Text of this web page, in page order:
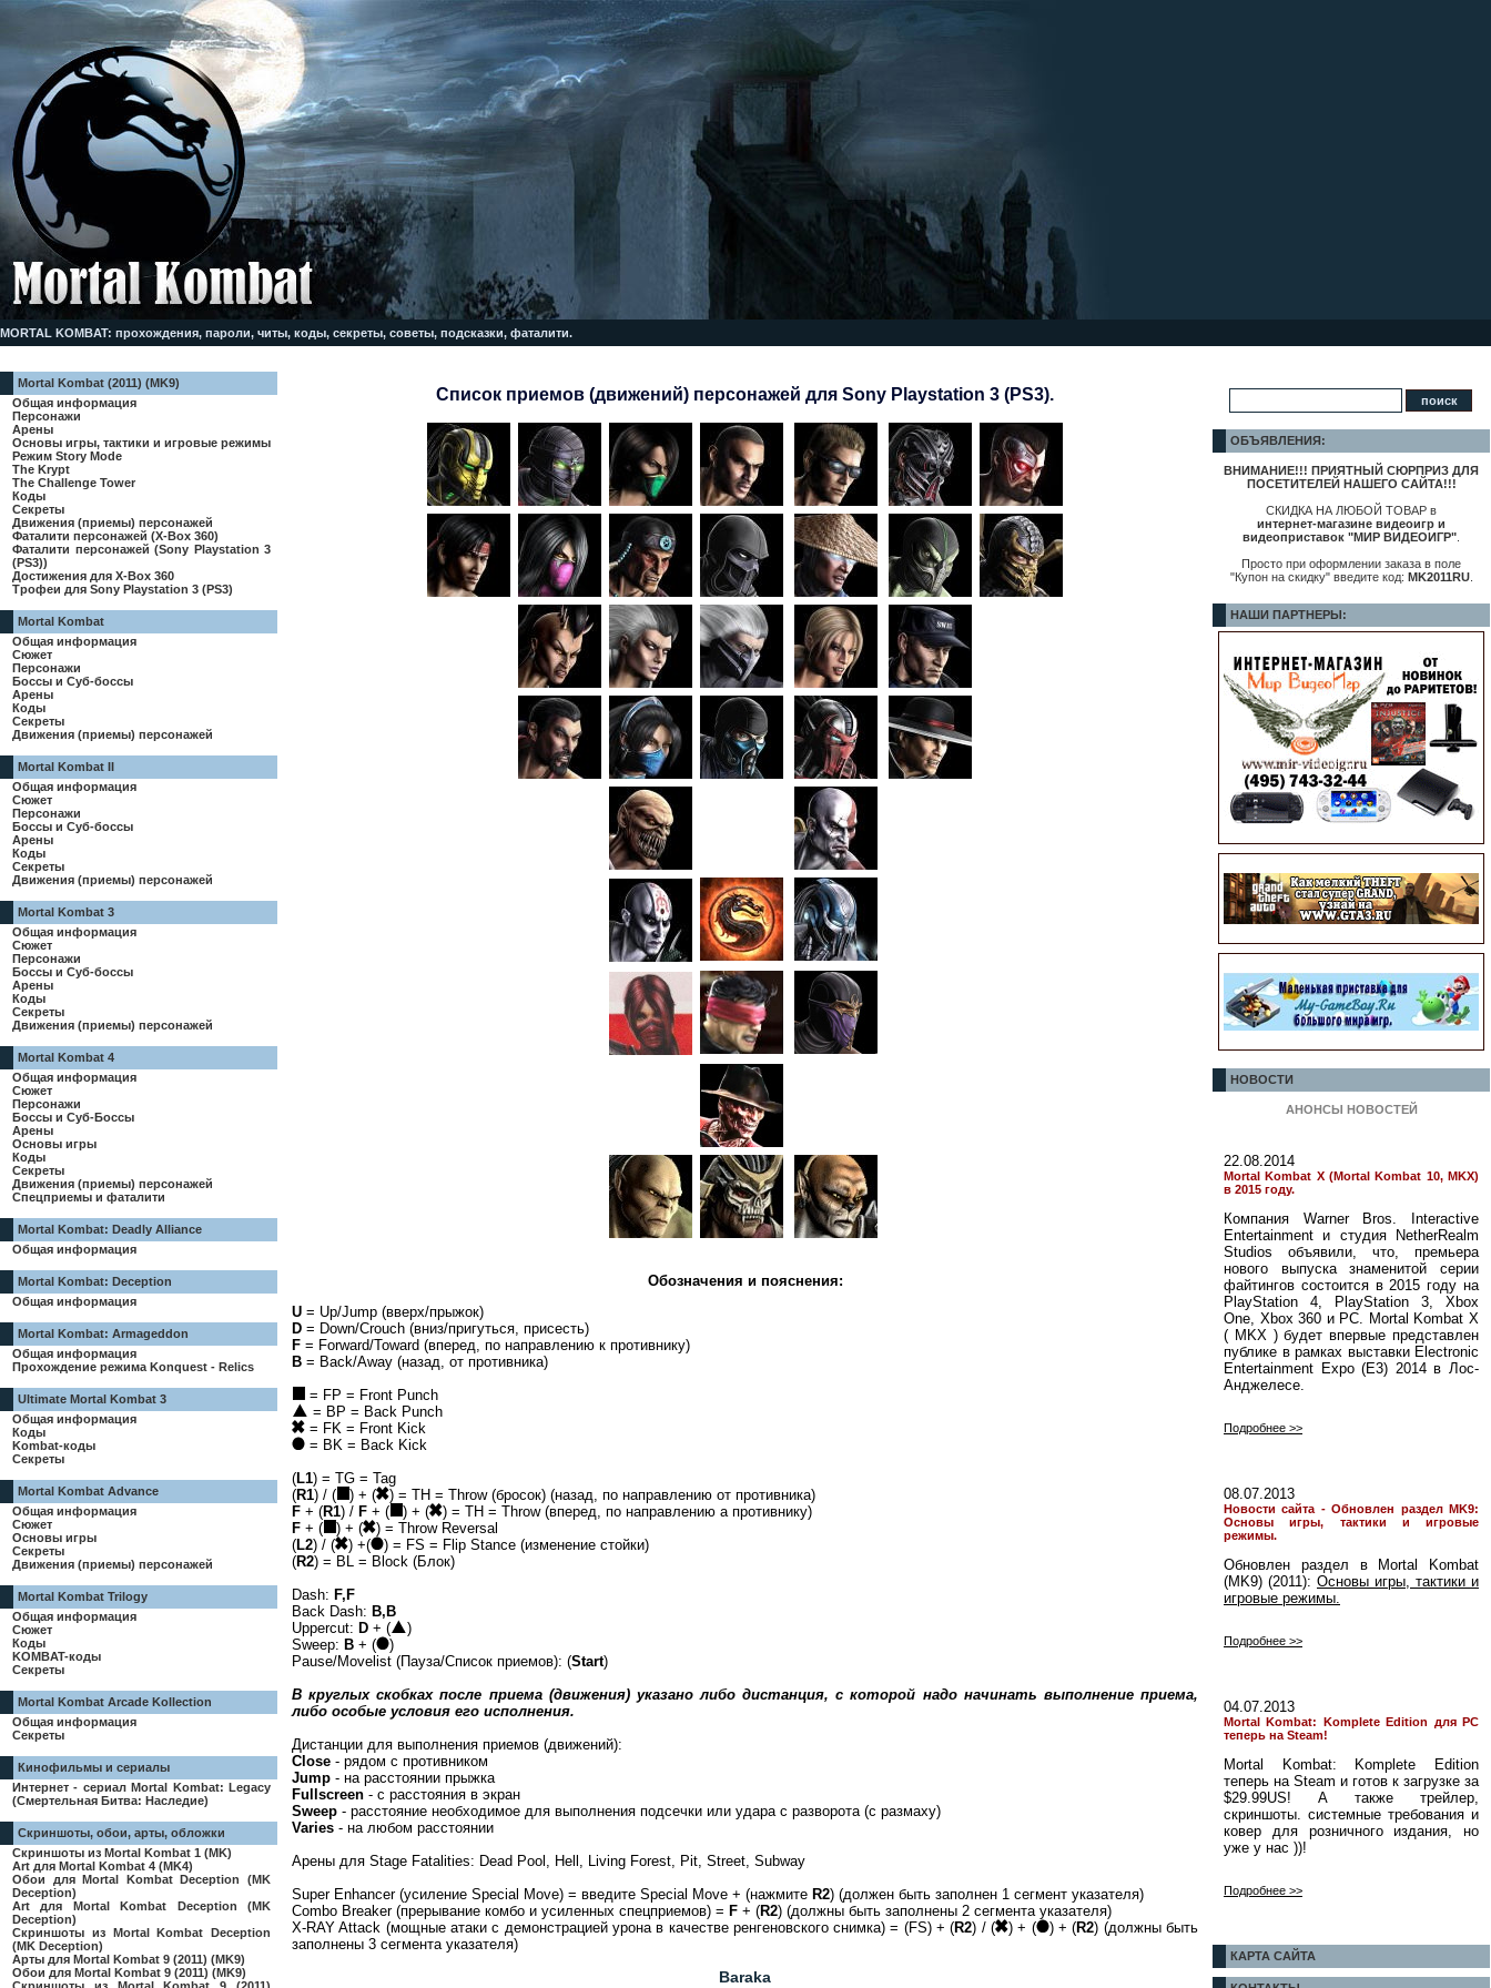
MORTAL KOMBAT: прохождения, пароли, читы, коды, секреты, советы, подсказки, фаталити.
Mortal Kombat (2011) (MK9)
Общая информация
Персонажи
Арены
Основы игры, тактики и игровые режимы
Режим Story Mode
The Krypt
The Challenge Tower
Коды
Секреты
Движения (приемы) персонажей
Фаталити персонажей (X-Box 360)
Фаталити персонажей (Sony Playstation 3
(PS3))
Достижения для X-Box 360
Трофеи для Sony Playstation 3 (PS3)
Mortal Kombat
Общая информация
Сюжет
Персонажи
Боссы и Суб-боссы
Арены
Коды
Секреты
Движения (приемы) персонажей
Mortal Kombat II
Общая информация
Сюжет
Персонажи
Боссы и Суб-боссы
Арены
Коды
Секреты
Движения (приемы) персонажей
Mortal Kombat 3
Общая информация
Сюжет
Персонажи
Боссы и Суб-боссы
Арены
Коды
Секреты
Движения (приемы) персонажей
Mortal Kombat 4
Общая информация
Сюжет
Персонажи
Боссы и Суб-Боссы
Арены
Основы игры
Коды
Секреты
Движения (приемы) персонажей
Спецприемы и фаталити
Mortal Kombat: Deadly Alliance
Общая информация
Mortal Kombat: Deception
Общая информация
Mortal Kombat: Armageddon
Общая информация
Прохождение режима Konquest - Relics
Ultimate Mortal Kombat 3
Общая информация
Коды
Kombat-коды
Секреты
Mortal Kombat Advance
Общая информация
Сюжет
Основы игры
Секреты
Движения (приемы) персонажей
Mortal Kombat Trilogy
Общая информация
Сюжет
Коды
KOMBAT-коды
Секреты
Mortal Kombat Arcade Kollection
Общая информация
Секреты
Кинофильмы и сериалы
Интернет - сериал Mortal Kombat: Legacy
(Смертельная Битва: Наследие)
Скриншоты, обои, арты, обложки
Скриншоты из Mortal Kombat 1 (MK)
Art для Mortal Kombat 4 (MK4)
Обои для Mortal Kombat Deception (MK
Deception)
Art для Mortal Kombat Deception (MK
Deception)
Скриншоты из Mortal Kombat Deception
(MK Deception)
Арты для Mortal Kombat 9 (2011) (MK9)
Обои для Mortal Kombat 9 (2011) (MK9)
Список приемов (движений) персонажей для Sony Playstation 3 (PS3).
Обозначения и пояснения:
U = Up/Jump (вверх/прыжок)
D = Down/Crouch (вниз/пригуться, присесть)
F = Forward/Toward (вперед, по направлению к противнику)
B = Back/Away (назад, от противника)
= FP = Front Punch
= BP = Back Punch
= FK = Front Kick
= BK = Back Kick
(L1) = TG = Tag
(R1) / ( ) + (
) = TH = Throw (бросок) (назад, по направлению от противника)
F + (R1) / F + ( ) + (
) = TH = Throw (вперед, по направлению а противнику)
F + ( ) + (
) = Throw Reversal
(L2) / ( ) +(
) = FS = Flip Stance (изменение стойки)
(R2) = BL = Block (Блок)
Dash: F,F
Back Dash: B,B
Uppercut: D + (
)
Sweep: B + (
)
Pause/Movelist (Пауза/Список приемов): (Start)
В круглых скобках после приема (движения)указано либо дистанция, с которой надо начинать выполнение приема,
либо особые условия его исполнения.
Дистанции для выполнения приемов (движений):
Close - рядом с противником
Jump - на расстоянии прыжка
Fullscreen - с расстояния в экран
Sweep - расстояние необходимое для выполнения подсечки или удара с разворота (с размаху)
Varies - на любом расстоянии
Арены для Stage Fatalities: Dead Pool, Hell, Living Forest, Pit, Street, Subway
Super Enhancer (усиление Special Move) = введите Special Move + (нажмите R2) (должен быть заполнен 1 сегмент указателя)
Combo Breaker (прерывание комбо и усиленных спецприемов) = F + (R2) (должны быть заполнены 2 сегмента указателя)
X-RAY Attack (мощные атаки с демонстрацией урона в качестве ренгеновского снимка) = (FS) + (R2) / ( ) + ( ) + (R2) (должны быть
заполнены 3 сегмента указателя)
Baraka
ОБЪЯВЛЕНИЯ:
ВНИМАНИЕ!!! ПРИЯТНЫЙ СЮРПРИЗ ДЛЯ
ПОСЕТИТЕЛЕЙ НАШЕГО САЙТА!!!
СКИДКА НА ЛЮБОЙ ТОВАР в
интернет-магазине видеоигр и
видеоприставок "МИР ВИДЕОИГР"
Просто при оформлении заказа в поле
"Купон на скидку" введите код: MK2011RU.
НАШИ ПАРТНЕРЫ:
НОВОСТИ
АНОНСЫ НОВОСТЕЙ
22.08.2014
Mortal Kombat X (Mortal Kombat 10, MKX)
в 2015 году.
Компания Warner Bros. Interactive
Entertainment и студия NetherRealm
Studios объявили, что, премьера
нового выпуска знаменитой серии
файтингов состоится в 2015 году на
PlayStation 4, PlayStation 3, Xbox
One, Xbox 360 и PC. Mortal Kombat X
( MKX ) будет впервые представлен
публике в рамках выставки Electronic
Entertainment Expo (E3) 2014 в Лос-
Анджелесе.
Подробнее >>
08.07.2013
Новости сайта - Обновлен раздел MK9:
Основы игры, тактики и игровые
режимы.
Обновлен раздел в Mortal Kombat
(MK9) (2011): Основы игры, тактики и
игровые режимы.
Подробнее >>
04.07.2013
Mortal Kombat: Komplete Edition для PC
теперь на Steam!
Mortal Kombat: Komplete Edition
теперь на Steam и готов к загрузке за
$29.99US! А также трейлер,
скриншоты. системные требования и
ковер для розничного издания, но
уже у нас ))!
Подробнее >>
КАРТА САЙТА